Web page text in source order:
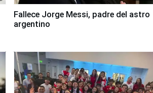
Fallece Jorge Messi, padre del astro
argentino